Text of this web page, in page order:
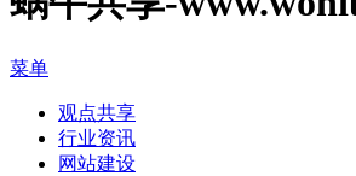
菜单
观点共享
行业资讯
网站建设